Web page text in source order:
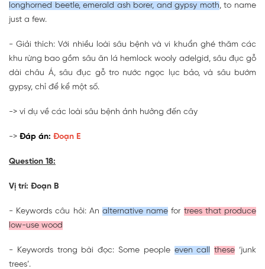
longhorned beetle, emerald ash borer, and gypsy moth, to name
just a few.
- Giải thích: Với nhiều loài sâu bệnh và vi khuẩn ghé thăm các
khu rừng bao gồm sâu ăn lá hemlock wooly adelgid, sâu đục gỗ
dài châu Á, sâu đục gỗ tro nước ngọc lục bảo, và sâu bướm
gypsy, chỉ để kể một số.
-> ví dụ về các loài sâu bệnh ảnh hưởng đến cây
-> Đáp án: Đoạn E
Question 18:
Vị trí: Đoạn B
- Keywords câu hỏi: An alternative name for trees that produce
low-use wood
- Keywords trong bài đọc: Some people even call these ‘junk
trees’.